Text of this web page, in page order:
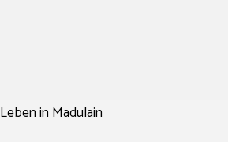
Leben in Madulain